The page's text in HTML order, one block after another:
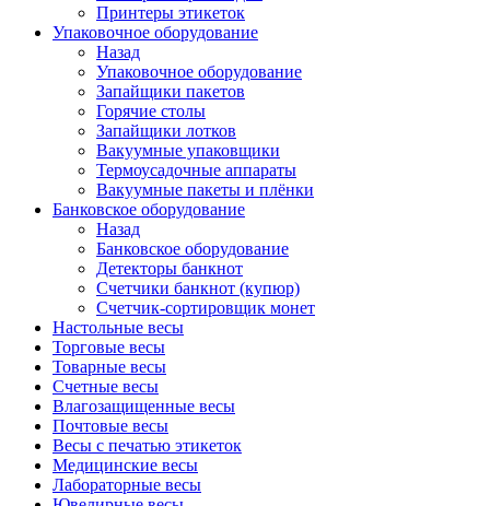
Принтеры этикеток
Упаковочное оборудование
Назад
Упаковочное оборудование
Запайщики пакетов
Горячие столы
Запайщики лотков
Вакуумные упаковщики
Термоусадочные аппараты
Вакуумные пакеты и плёнки
Банковское оборудование
Назад
Банковское оборудование
Детекторы банкнот
Cчетчики банкнот (купюр)
Счетчик-сортировщик монет
Настольные весы
Торговые весы
Товарные весы
Счетные весы
Влагозащищенные весы
Почтовые весы
Весы с печатью этикеток
Медицинские весы
Лабораторные весы